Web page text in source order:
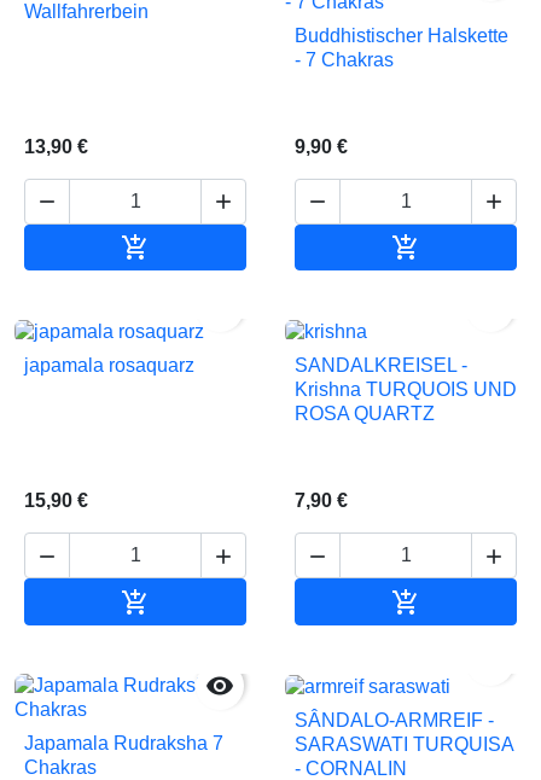
Wallfahrerbein
13,90 €
 

Buddhistischer Halskette
- 7 Chakras
9,90 €
 

japamala rosaquarz
15,90 €
 

SANDALKREISEL -
Krishna TURQUOIS UND
ROSA QUARTZ
7,90 €
 


Japamala Rudraksha 7
Chakras
SÂNDALO-ARMREIF -
SARASWATI TURQUISA
- CORNALIN